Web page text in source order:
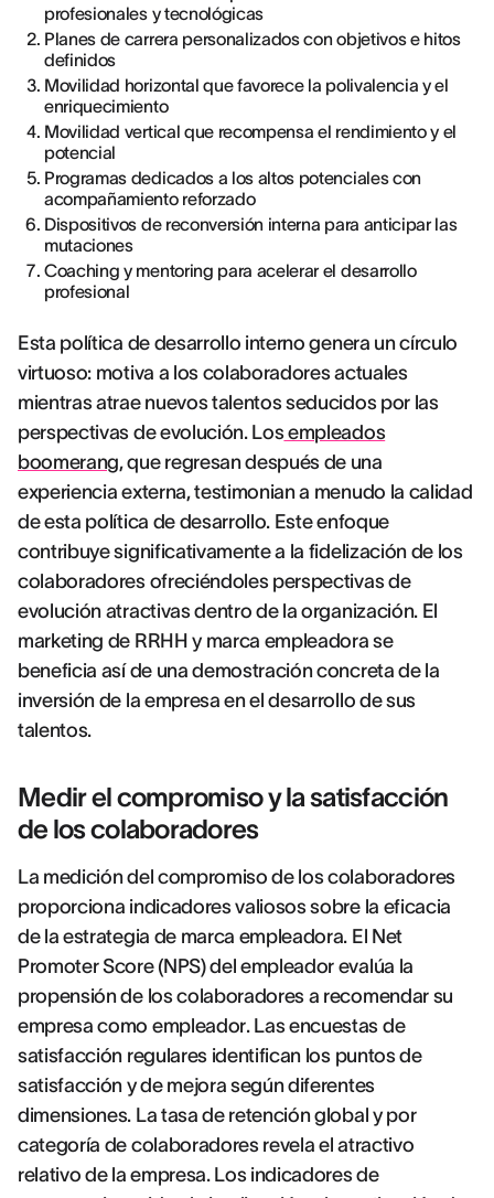
profesionales y tecnológicas
Planes de carrera personalizados con objetivos e hitos
definidos
Movilidad horizontal que favorece la polivalencia y el
enriquecimiento
Movilidad vertical que recompensa el rendimiento y el
potencial
Programas dedicados a los altos potenciales con
acompañamiento reforzado
Dispositivos de reconversión interna para anticipar las
mutaciones
Coaching y mentoring para acelerar el desarrollo
profesional
Esta política de desarrollo interno genera un círculo
virtuoso: motiva a los colaboradores actuales
mientras atrae nuevos talentos seducidos por las
perspectivas de evolución. Losempleados
boomerang, que regresan después de una
experiencia externa, testimonian a menudo la calidad
de esta política de desarrollo. Este enfoque
contribuye significativamente a la fidelización de los
colaboradores ofreciéndoles perspectivas de
evolución atractivas dentro de la organización. El
marketing de RRHH y marca empleadora se
beneficia así de una demostración concreta de la
inversión de la empresa en el desarrollo de sus
talentos.
Medir el compromiso y la satisfacción
de los colaboradores
La medición del compromiso de los colaboradores
proporciona indicadores valiosos sobre la eficacia
de la estrategia de marca empleadora. El Net
Promoter Score (NPS) del empleador evalúa la
propensión de los colaboradores a recomendar su
empresa como empleador. Las encuestas de
satisfacción regulares identifican los puntos de
satisfacción y de mejora según diferentes
dimensiones. La tasa de retención global y por
categoría de colaboradores revela el atractivo
relativo de la empresa. Los indicadores de